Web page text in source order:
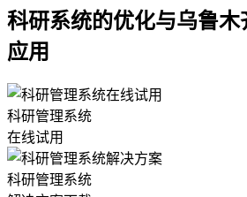
科研系统的优化与乌鲁
应用
科研管理系统
在线试用
科研管理系统